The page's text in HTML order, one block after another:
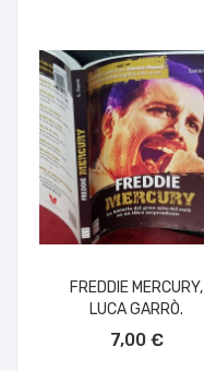
FREDDIE MERCURY,
LUCA GARRÒ.
7,00 €